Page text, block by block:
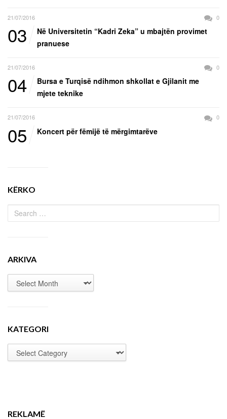
21/07/2016 0
03
Në Universitetin “Kadri Zeka” u mbajtën provimet
pranuese
21/07/2016 0
04
Bursa e Turqisë ndihmon shkollat e Gjilanit me
mjete teknike
21/07/2016 0
05 Koncert për fëmijë të mërgimtarëve
KËRKO
ARKIVA
KATEGORI
REKLAMË